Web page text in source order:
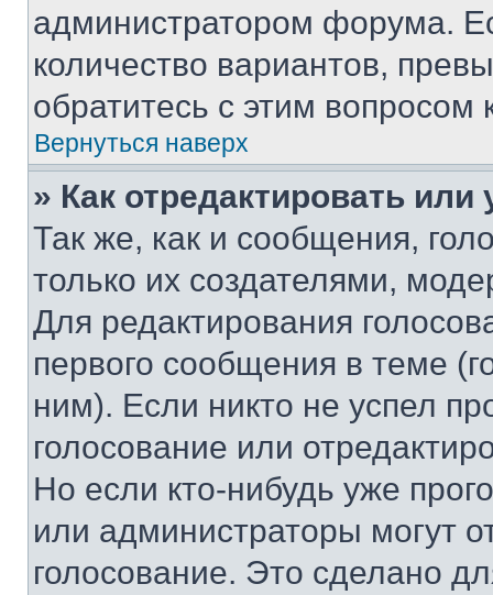
администратором форума.
количество вариантов,
обратитесь с этим вопросом
Вернуться наверх
» Как отредактировать
Так же, как и сообщения,
только их создателями,
Для редактирования
первого сообщения в теме
ним). Если никто не успел
голосование или
Но если кто-нибудь уже
или администраторы могут
голосование. Это сделано